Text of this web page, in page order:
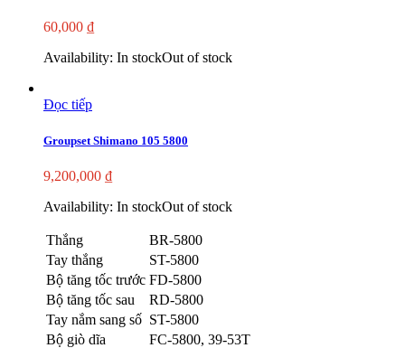
60,000 ₫
Availability: In stockOut of stock
Đọc tiếp
Groupset Shimano 105 5800
9,200,000 ₫
Availability: In stockOut of stock
Thắng
BR-5800
Tay thắng
ST-5800
Bộ tăng tốc trước FD-5800
Bộ tăng tốc sau
RD-5800
Tay nắm sang số ST-5800
Bộ giò dĩa
FC-5800, 39-53T